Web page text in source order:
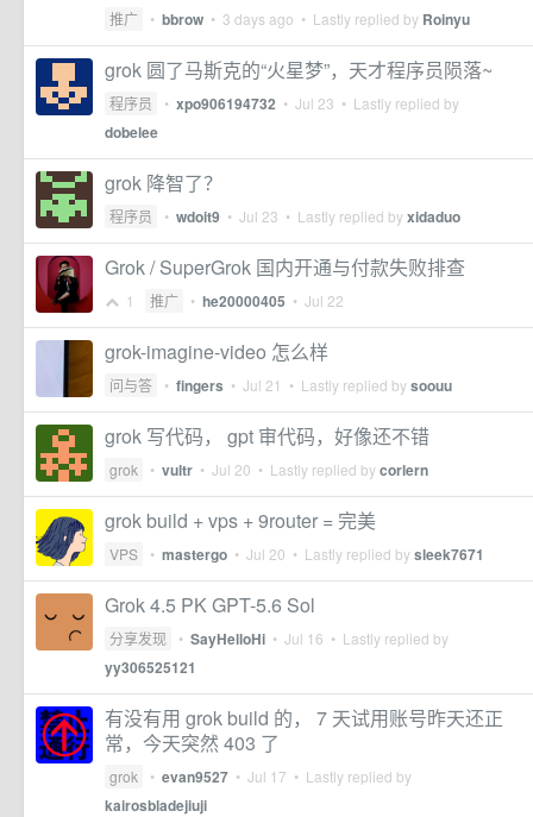
推广 • bbrow • 3 days ago • Lastly replied by Roinyu
grok 圆了马斯克的“火星梦”，天才程序员陨落~
程序员 • xpo906194732 • Jul 23 • Lastly replied by
dobelee
grok 降智了？
程序员 • wdoit9 • Jul 23 • Lastly replied byxidaduo
Grok / SuperGrok 国内开通与付款失败排查
1 推广 • he20000405 • Jul 22
grok-imagine-video 怎么样
问与答 • fingers • Jul 21 • Lastly replied bysoouu
grok 写代码， gpt 审代码，好像还不错
grok • vultr • Jul 20 • Lastly replied bycorlern
grok build + vps + 9router = 完美
VPS • mastergo • Jul 20 • Lastly replied bysleek7671
Grok 4.5 PK GPT-5.6 Sol
分享发现 • SayHelloHi • Jul 16 • Lastly replied by
yy306525121
有没有用 grok build 的， 7 天试用账号昨天还正
常，今天突然 403 了
grok • evan9527 • Jul 17 • Lastly replied by
kairosbladejiuji